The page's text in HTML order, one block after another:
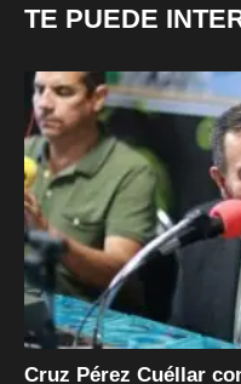
TE PUEDE
Cruz Pérez Cuéllar